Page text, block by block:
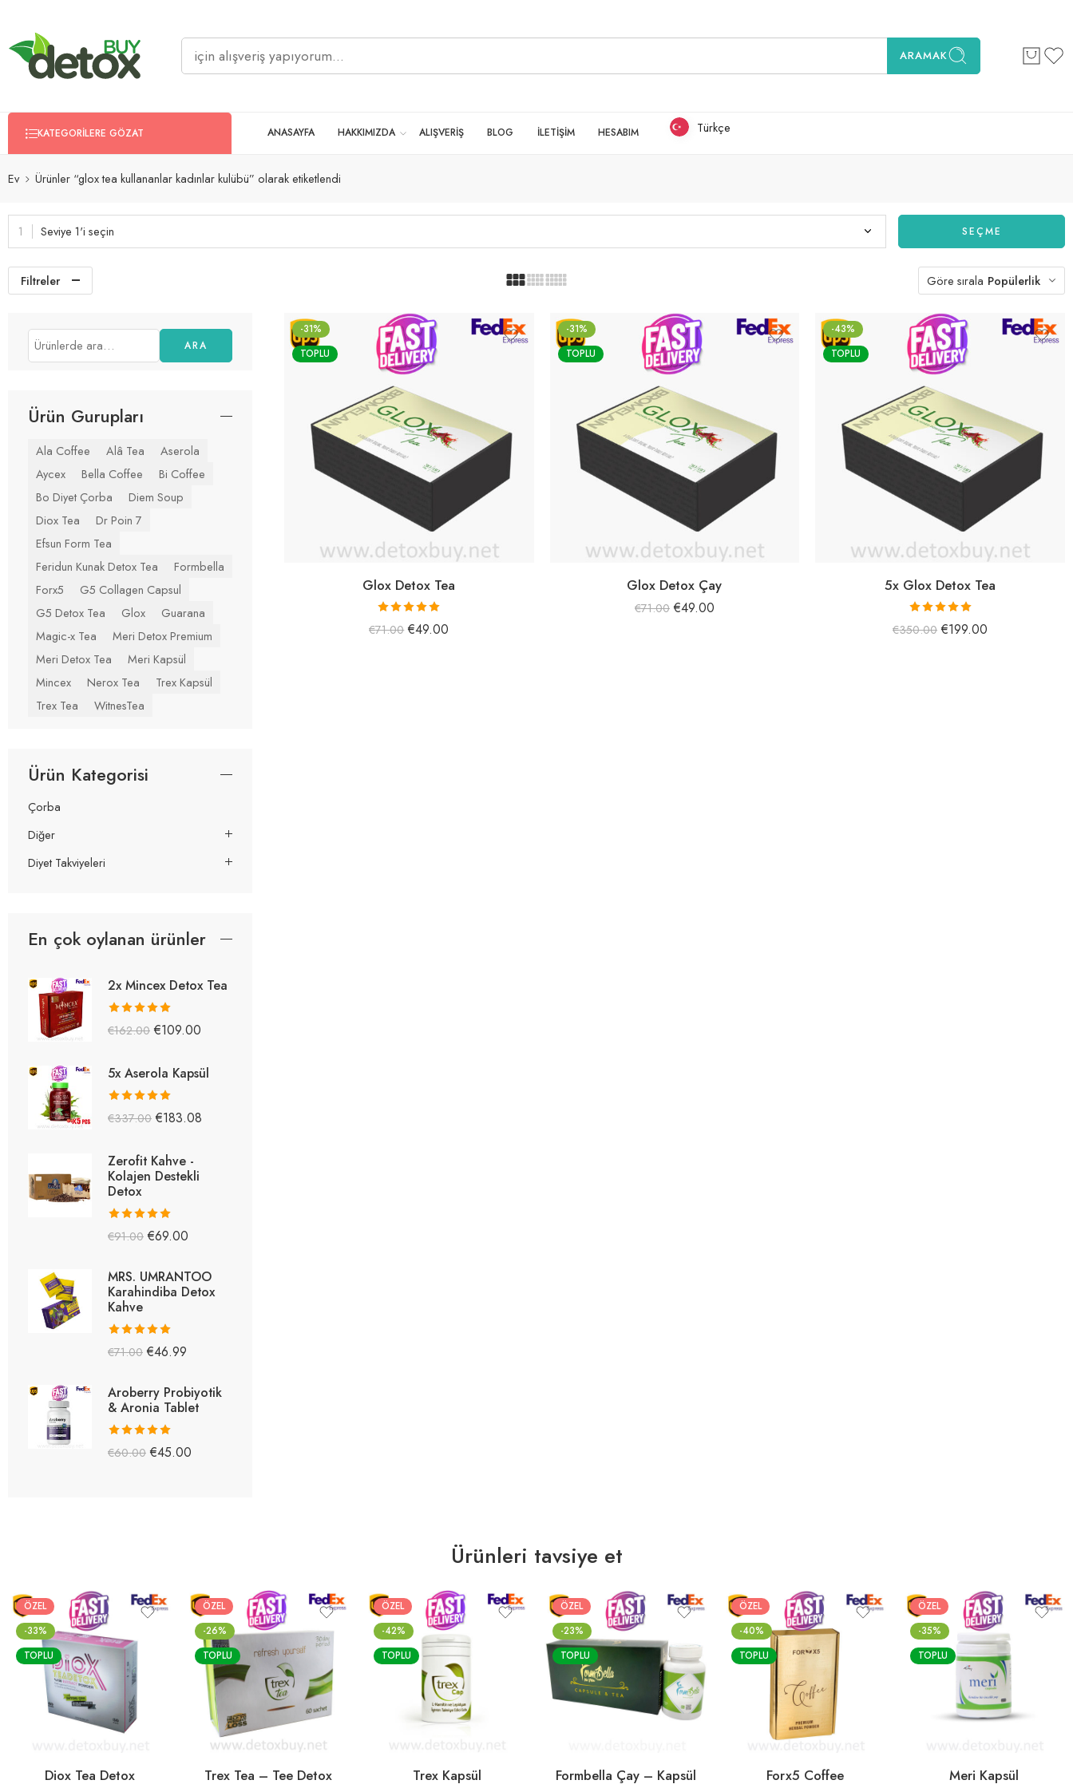
ARAMAK
KATEGORILERE GÖZAT ANASAYFA HAKKIMIZDA ALIŞVERİŞ BLOG İLETİŞİM HESABIM Türkçe
Ev Ürünler “glox tea kullananlar kadınlar kulübü” olarak etiketlendi
Seviye 1'i seçin SEÇME
Filtreler Göre sırala Popülerlik
-31%
TOPLU
Glox Detox Tea
5 üzerinden
€71.00 €49.00
-31%
TOPLU
Glox Detox Çay
€71.00 €49.00
-43%
TOPLU
5x Glox Detox Tea
5 üzerinden
€350.00 €199.00
ARA
Ürün Gurupları
Ala Coffee Alâ Tea
Aserola
Aycex
Bella Coffee
Bi Coffee
Bo Diyet Çorba
Diem Soup
Diox Tea
Dr Poin 7
Efsun Form Tea
Feridun Kunak Detox Tea
Formbella
Forx5
G5 Collagen Capsul
G5 Detox Tea
Glox
Guarana
Magic-x Tea
Meri Detox Premium
Meri Detox Tea
Meri Kapsül
Mincex
Nerox Tea
Trex Kapsül
Trex Tea
WitnesTea
Ürün Kategorisi
Çorba
Diğer
Diyet Takviyeleri
En çok oylanan ürünler
2x Mincex Detox Tea
5 üzerinden
€162.00 €109.00
5x Aserola Kapsül
5 üzerinden
€337.00 €183.08
Zerofit Kahve -
Kolajen Destekli
Detox
5 üzerinden
€91.00 €69.00
MRS. UMRANTOO
Karahindiba Detox
Kahve
5 üzerinden
€71.00 €46.99
Aroberry Probiyotik
& Aronia Tablet
5 üzerinden
€60.00 €45.00
Ürünleri tavsiye et
ÖZEL
-33%
TOPLU
Diox Tea Detox
ÖZEL
-26%
TOPLU
Trex Tea – Tee Detox
ÖZEL
-42%
TOPLU
Trex Kapsül
ÖZEL
-23%
TOPLU
Formbella Çay – Kapsül
ÖZEL
-40%
TOPLU
Forx5 Coffee
ÖZEL
-35%
TOPLU
Meri Kapsül